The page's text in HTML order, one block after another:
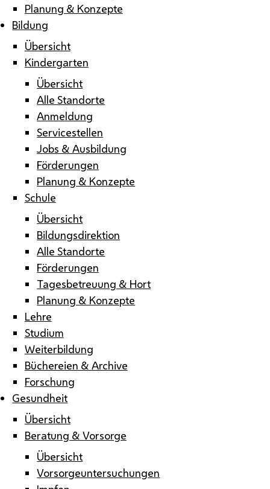
Planung & Konzepte
Bildung
Übersicht
Kindergarten
Übersicht
Alle Standorte
Anmeldung
Servicestellen
Jobs & Ausbildung
Förderungen
Planung & Konzepte
Schule
Übersicht
Bildungsdirektion
Alle Standorte
Förderungen
Tagesbetreuung & Hort
Planung & Konzepte
Lehre
Studium
Weiterbildung
Büchereien & Archive
Forschung
Gesundheit
Übersicht
Beratung & Vorsorge
Übersicht
Vorsorgeuntersuchungen